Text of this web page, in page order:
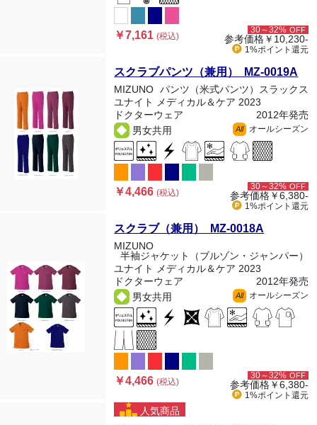
￥7,161(税込)
30～32% OFF
参考価格￥10,230-
1%ポイント 還元
スクラブパンツ（兼用） MZ-0019A
MIZUNO パンツ（米式パンツ）スラックス
ユナイト メディカル＆ケア 2023
ドクターウェア
2012年発売
男女共用
All オールシーズン
￥4,466(税込)
30～32% OFF
参考価格￥6,380-
1%ポイント 還元
スクラブ（兼用） MZ-0018A
MIZUNO
半袖ジャケット（ブルゾン・ジャンパー）
ユナイト メディカル＆ケア 2023
ドクターウェア
2012年発売
男女共用
All オールシーズン
￥4,466(税込)
30～32% OFF
参考価格￥6,380-
1%ポイント 還元
人気商品